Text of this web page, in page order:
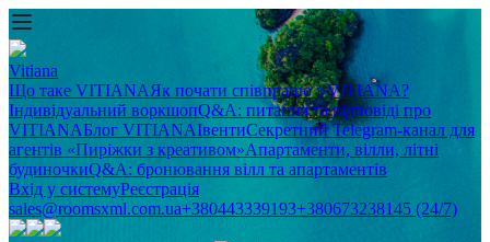
Vitiana
Що таке VITIANAЯк почати співпрацю з VITIANA?
Індивідуальний воркшопQ&A: питання та відповіді про
VITIANAБлог VITIANAІвентиСекретний Telegram-канал для
агентів «Пиріжки з креативом»Апартаменти, вілли, літні
будиночкиQ&A: бронювання вілл та апартаментів
Вхід у системуРеєстрація
sales@roomsxml.com.ua+380443339193+380673238145 (24/7)